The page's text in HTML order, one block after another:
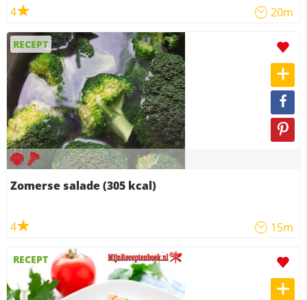
4 20m
RECEPT
Zomerse salade (305 kcal)
4 15m
RECEPT